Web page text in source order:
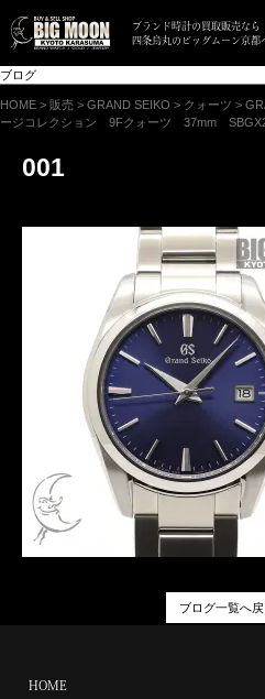
ブランド時計の買取販売なら
四条烏丸のビッグムーン京都
ブログ
HOME > 販売 > GRAND SEIKO > クォーツ >
ージコレクション 9Fクォーツ 37mm
001
ブログ一覧へ戻
HOME